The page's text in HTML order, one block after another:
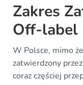
Zakres
Off-label
W Polsce, mimo
zatwierdzony
coraz częściej